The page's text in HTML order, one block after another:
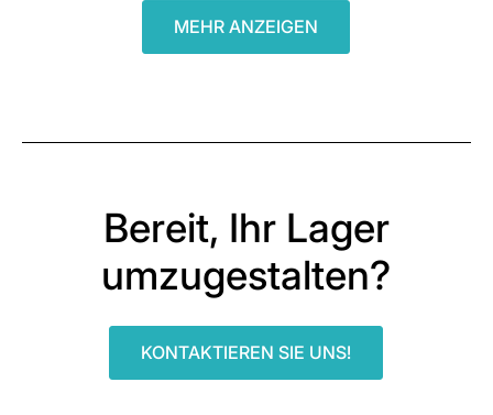
MEHR ANZEIGEN
Bereit, Ihr Lager
umzugestalten?
KONTAKTIEREN SIE UNS!